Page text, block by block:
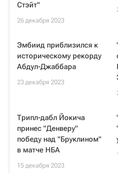
Стэйт"
26 декабря 2023
Эмбиид приблизился к
историческому рекорду
Абдул-Джаббара
23 декабря 2023
Трипл-дабл Йокича
принес "Денверу"
победу над "Бруклином"
в матче НБА
15 декабря 2023